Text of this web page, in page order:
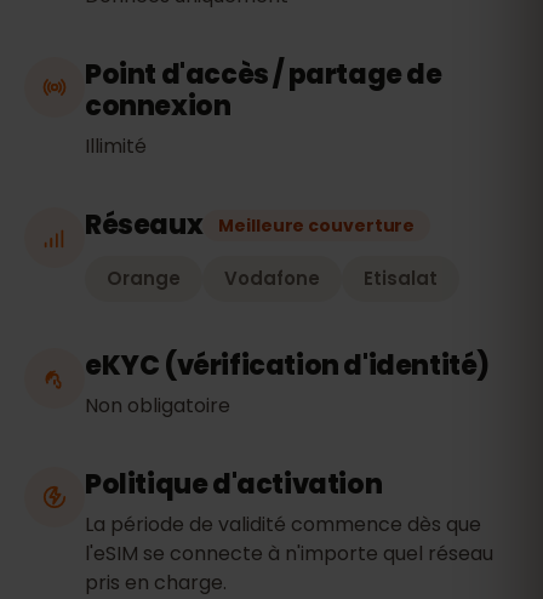
Point d'accès / partage de
connexion
Illimité
Réseaux Meilleure couverture
Orange Vodafone Etisalat
eKYC (vérification d'identité)
Non obligatoire
Politique d'activation
La période de validité commence dès que
l'eSIM se connecte à n'importe quel réseau
pris en charge.